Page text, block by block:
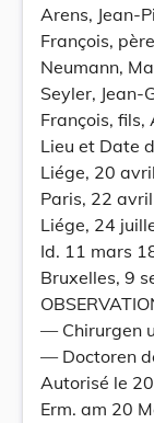
Arens, Jean-
François,
Neumann,
Seyler, Jean-
François, fils,
Lieu et Date
Liége, 20
Paris, 22
Liége, 24
Id. 11 mars
Bruxelles, 9
— Chirurgen
— Doctoren
Autorisé le
Erm. am 20